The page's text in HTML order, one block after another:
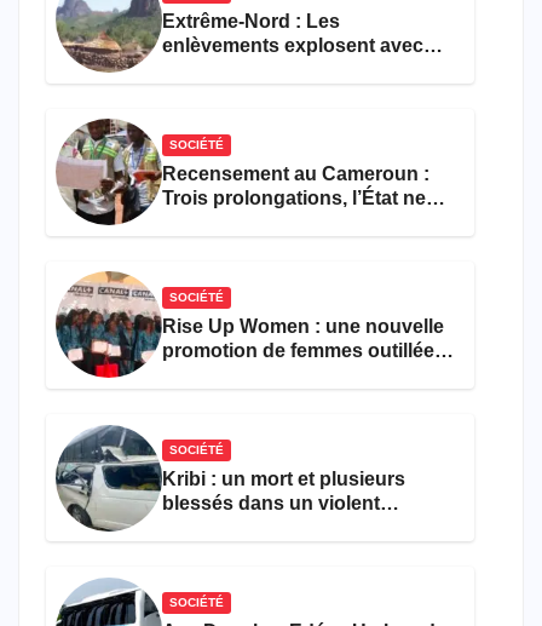
Extrême-Nord : Les
enlèvements explosent avec
SOCIÉTÉ
Recensement au Cameroun :
Trois prolongations, l’État ne
SOCIÉTÉ
Rise Up Women : une nouvelle
promotion de femmes outillées
SOCIÉTÉ
Kribi : un mort et plusieurs
blessés dans un violent
SOCIÉTÉ